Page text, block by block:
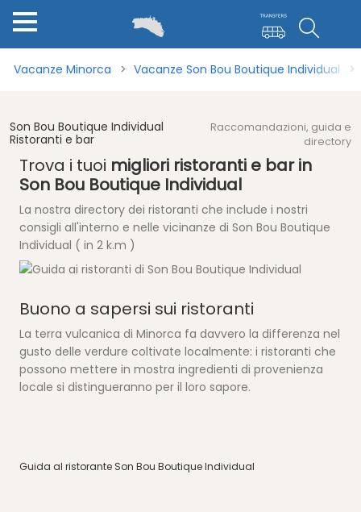
Vacanze Minorca Vacanze Son Bou Boutique Individual
Son Bou Boutique Individual
Ristoranti e bar
Raccomandazioni, guida e
directory
Trova i tuoi migliori ristoranti e bar in
Son Bou Boutique Individual
La nostra directory dei ristoranti che include i nostri
consigli all'interno e nelle vicinanze di Son Bou Boutique
Individual ( in 2 k.m )
Buono a sapersi sui ristoranti
La terra vulcanica di Minorca fa davvero la differenza nel
gusto delle verdure coltivate localmente: i ristoranti che
possono mettere in mostra ingredienti di provenienza
locale si distingueranno per il loro sapore.
Guida al ristorante Son Bou Boutique Individual